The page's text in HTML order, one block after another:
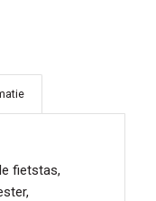
fietstas,